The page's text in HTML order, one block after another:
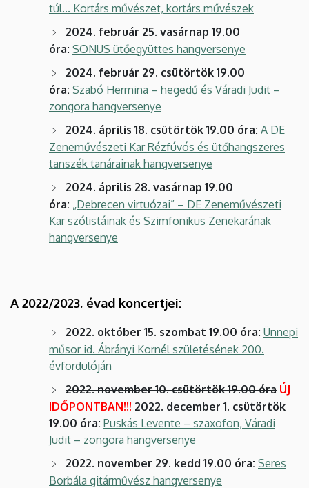
túl... Kortárs művészet, kortárs művészek
2024. február 25. vasárnap 19.00
óra: SONUS ütőegyüttes hangversenye
2024. február 29. csütörtök 19.00
óra: Szabó Hermina – hegedű és Váradi Judit –
zongora hangversenye
2024. április 18. csütörtök 19.00 óra: A DE
Zeneművészeti Kar Rézfúvós és ütőhangszeres
tanszék tanárainak hangversenye
2024. április 28. vasárnap 19.00
óra: „Debrecen virtuózai” – DE Zeneművészeti
Kar szólistáinak és Szimfonikus Zenekarának
hangversenye
A 2022/2023. évad koncertjei:
2022. október 15. szombat 19.00 óra: Ünnepi
műsor id. Ábrányi Kornél születésének 200.
évfordulóján
2022. november 10. csütörtök 19.00 óra ÚJ
IDŐPONTBAN!!! 2022. december 1. csütörtök
19.00 óra: Puskás Levente – szaxofon, Váradi
Judit – zongora hangversenye
2022. november 29. kedd 19.00 óra: Seres
Borbála gitárművész hangversenye